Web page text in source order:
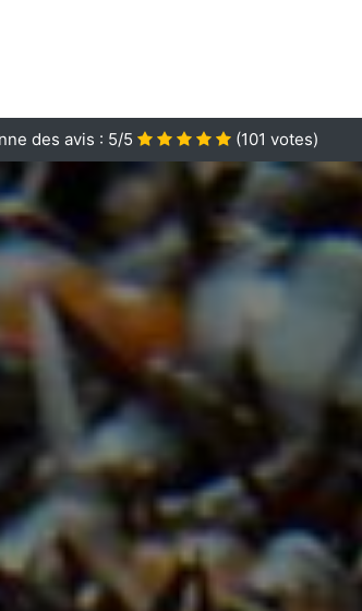
des avis : 5/5 (101 votes)